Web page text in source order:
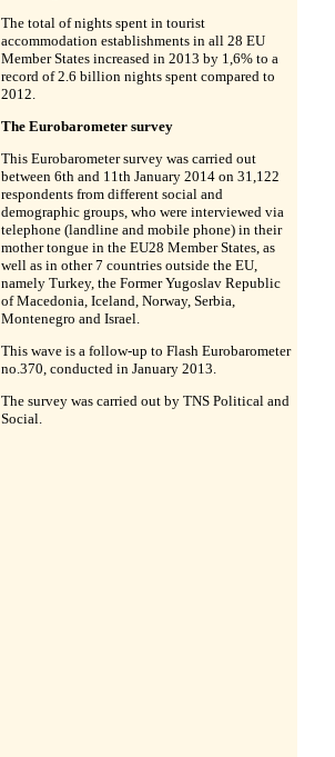
The total of nights spent in tourist
accommodation establishments in all 28 EU
Member States increased in 2013 by 1,6% to a
record of 2.6 billion nights spent compared to
2012.
The Eurobarometer survey
This Eurobarometer survey was carried out
between 6th and 11th January 2014 on 31,122
respondents from different social and
demographic groups, who were interviewed via
telephone (landline and mobile phone) in their
mother tongue in the EU28 Member States, as
well as in other 7 countries outside the EU,
namely Turkey, the Former Yugoslav Republic
of Macedonia, Iceland, Norway, Serbia,
Montenegro and Israel.
This wave is a follow-up to Flash Eurobarometer
no.370, conducted in January 2013.
The survey was carried out by TNS Political and
Social.